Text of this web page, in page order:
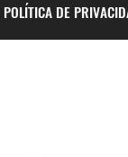
POLÍTICA DE